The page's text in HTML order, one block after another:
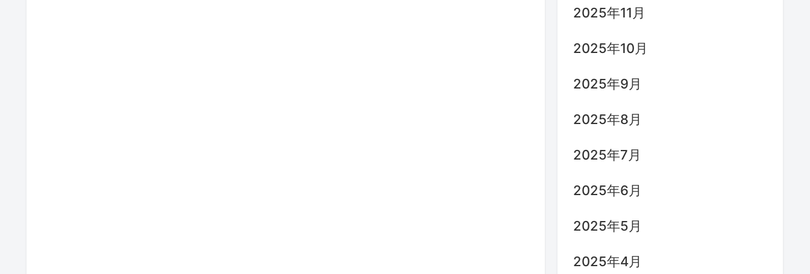
2025年11月
2025年10月
2025年9月
2025年8月
2025年7月
2025年6月
2025年5月
2025年4月